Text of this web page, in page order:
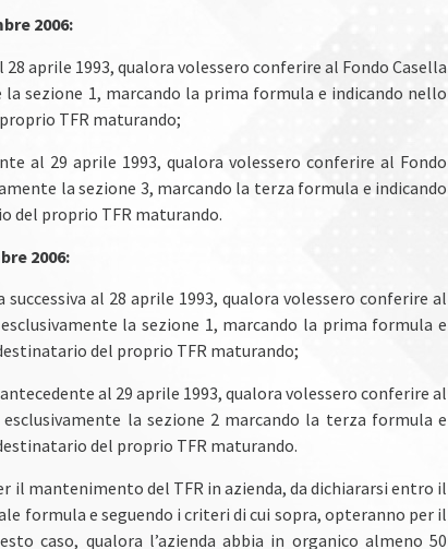
2006:
aprile 1993, qualora volessero conferire al Fondo Casella
sezione 1, marcando la prima formula e indicando nello
TFR maturando;
al 29 aprile 1993, qualora volessero conferire al Fondo
la sezione 3, marcando la terza formula e indicando
del proprio TFR maturando.
2006:
al 28 aprile 1993, qualora volessero conferire al
la sezione 1, marcando la prima formula e
del proprio TFR maturando;
al 29 aprile 1993, qualora volessero conferire al
la sezione 2 marcando la terza formula e
del proprio TFR maturando.
mantenimento del TFR in azienda, da dichiararsi entro il
formula e seguendo i criteri di cui sopra, opteranno per il
caso, qualora l’azienda abbia in organico almeno 50